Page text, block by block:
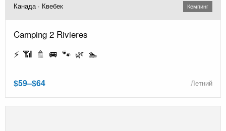
Канада · Квебек Кемпинг
Camping 2 Rivieres
⚡ 📶 🚿 🚐 🐾 🌿 🏊
$59–$64 Летний